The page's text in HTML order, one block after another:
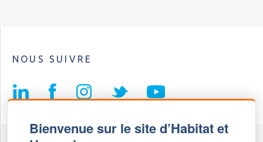
Bienvenue sur le site d’Habitat et
NOUS SUIVRE